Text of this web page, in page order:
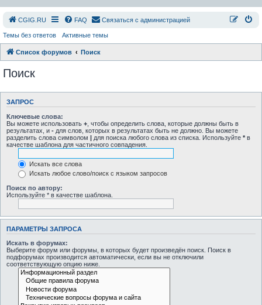
СGIG.RU FAQ Связаться с администрацией
Темы без ответов Активные темы
Список форумов Поиск
Поиск
ЗАПРОС
Ключевые слова:
Вы можете использовать + , чтобы определить слова, которые должны быть в
результатах, и - для слов, которых в результатах быть не должно. Вы можете
разделить слова символом | для поиска любого слова из списка. Используйте * в
качестве шаблона для частичного совпадения.
Искать все слова
Искать любое слово/поиск с языком запросов
Поиск по автору:
Используйте * в качестве шаблона.
ПАРАМЕТРЫ ЗАПРОСА
Искать в форумах:
Выберите форум или форумы, в которых будет произведён поиск. Поиск в
подфорумах производится автоматически, если вы не отключили
соответствующую опцию ниже.